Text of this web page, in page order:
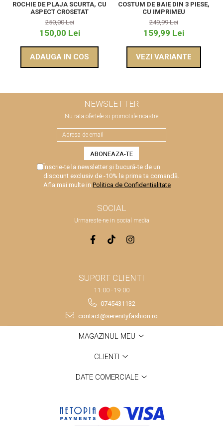
ROCHIE DE PLAJA SCURTA, CU
ASPECT CROSETAT
250,00 Lei
150,00 Lei
ADAUGA IN COS
COSTUM DE BAIE DIN 3 PIESE,
CU IMPRIMEU
249,99 Lei
159,99 Lei
VEZI VARIANTE
NEWSLETTER
Nu rata ofertele si promotiile noastre
Înscrie-te la newsletter și bucură-te de un
discount exclusiv de -10% la prima ta comandă.
Afla mai multe in Politica de Confidentialitate
SOCIAL
Urmareste-ne in social media
SUPORT CLIENTI
11:00 - 19:00
0745431132
contact@serenityfashion.ro
MAGAZINUL MEU
CLIENTI
DATE COMERCIALE